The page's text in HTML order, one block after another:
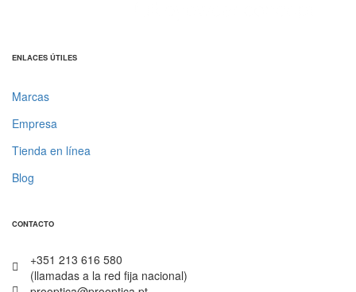
ENLACES ÚTILES
Marcas
Empresa
Tienda en línea
Blog
CONTACTO
+351 213 616 580
(llamadas a la red fija nacional)